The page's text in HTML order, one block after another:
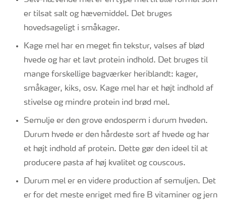
er tilsat salt og hævemiddel. Det bruges
hovedsageligt i småkager.
Kage mel har en meget fin tekstur, valses af blød
hvede og har et lavt protein indhold. Det bruges til
mange forskellige bagværker heriblandt: kager,
småkager, kiks, osv. Kage mel har et højt indhold af
stivelse og mindre protein ind brød mel.
Semulje er den grove endosperm i durum hveden.
Durum hvede er den hårdeste sort af hvede og har
et højt indhold af protein. Dette gør den ideel til at
producere pasta af høj kvalitet og couscous.
Durum mel er en videre production af semuljen. Det
er for det meste enriget med fire B vitaminer og jern